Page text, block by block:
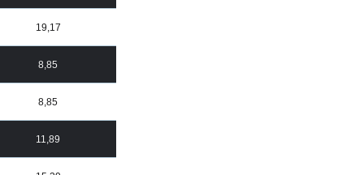
19,17
8,85
8,85
11,89